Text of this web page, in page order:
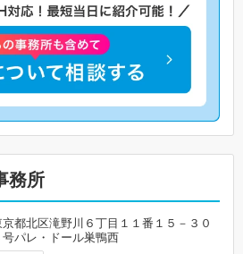
務所
京都北区滝野川６丁目１１番１５－３０
号パレ・ドール巣鴨西